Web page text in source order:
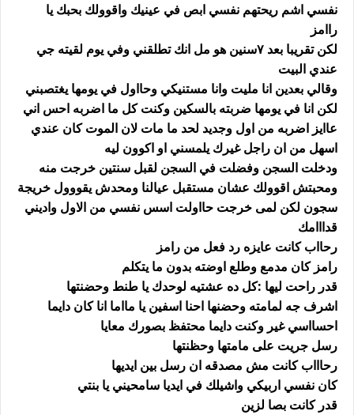
نفسي اشم ريحتهم نفسي ابص في عينيك واقوولك بحبك يا
راامز
لكن تقريبا بعد ٧سنين هو مل انك تطلقني وفي يوم لقيته جي
عندي البيت
وقالي بعدين انا مليت وانا مستنيكي وحااول في يومها يغتصبني
لكن انا في يومها ضربته بالسكين وكنت كل ما اضربه احس اني
عاايز اضربه من اول وجديد لحد ما مات لان الموت كان عندي
اسهل من ان راجل غيرك يلمسني او اكوون ليه
ودخلت السجن وفضلت في السجن لقبل سنتين خرجت منه
ومحبتش اقوولك عشان مستقبل عيالنا ومحدش يقووول خريجة
سجون لكن لمى خرجت حااولت اسس نفسي من الاول واديني
قدااامك
رحااب كانت عايزه رد فعل من رامز
رامز كان مدمع وطلع اوضته بدون ما يتكلم
قدر راحت ليها :كل ده عشتيه لوحدك يا طنط وحضنتها
اشرف جه لمامته وحضنها احنا اسفين يا مااما انا كان دايما
احسااسي غير وكنت دايما محتفظ بصورك معايا
رسل جريت على مامتها وحظنتها
رحاااب كانت مش مصدقه ان رسل بين ايديها
كان نفسي اربيكي واشيلك في ايديا سامحيني يا بنتي
قدر كانت بصا لزين